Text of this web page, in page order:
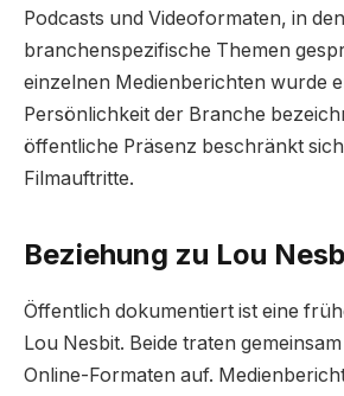
Podcasts und Videoformaten, in
branchenspezifische Themen
einzelnen Medienberichten wurde
Persönlichkeit der Branche
öffentliche Präsenz beschränkt
Filmauftritte.
Beziehung zu Lou
Öffentlich dokumentiert ist eine
Lou Nesbit. Beide traten
Online-Formaten auf.